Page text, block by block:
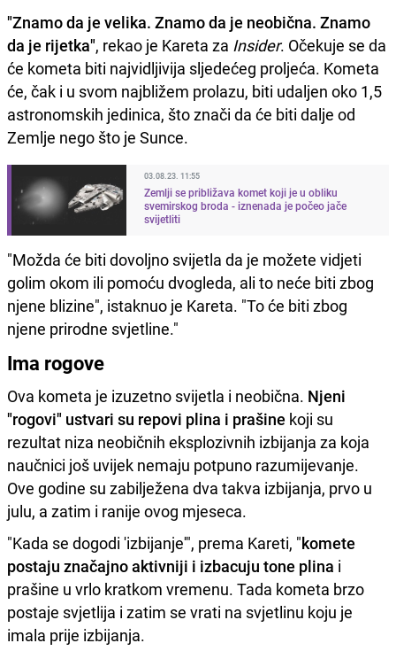
"Znamo da je velika. Znamo da je neobična. Znamo
da je rijetka", rekao je Kareta za Insider. Očekuje se da
će kometa biti najvidljivija sljedećeg proljeća. Kometa
će, čak i u svom najbližem prolazu, biti udaljen oko 1,5
astronomskih jedinica, što znači da će biti dalje od
Zemlje nego što je Sunce.
03.08.23. 11:55
Zemlji se približava komet koji je u obliku
svemirskog broda - iznenada je počeo jače
svijetliti
"Možda će biti dovoljno svijetla da je možete vidjeti
golim okom ili pomoću dvogleda, ali to neće biti zbog
njene blizine", istaknuo je Kareta. "To će biti zbog
njene prirodne svjetline."
Ima rogove
Ova kometa je izuzetno svijetla i neobična. Njeni
"rogovi" ustvari su repovi plina i prašine koji su
rezultat niza neobičnih eksplozivnih izbijanja za koja
naučnici još uvijek nemaju potpuno razumijevanje.
Ove godine su zabilježena dva takva izbijanja, prvo u
julu, a zatim i ranije ovog mjeseca.
"Kada se dogodi 'izbijanje'", prema Kareti, "komete
postaju značajno aktivniji i izbacuju tone plina i
prašine u vrlo kratkom vremenu. Tada kometa brzo
postaje svjetlija i zatim se vrati na svjetlinu koju je
imala prije izbijanja.